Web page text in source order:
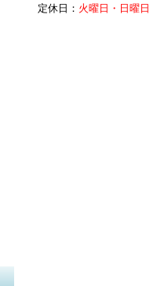
定休日： 火曜日・日曜日